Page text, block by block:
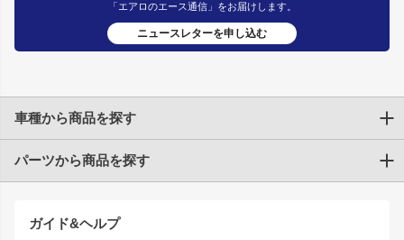
「エアロのエース通信」をお届けします。
ニュースレターを申し込む
ガイド&ヘルプ
車種から商品を探す
トヨタ
JZX90 CHASER
パーツから商品を探す
エアロシリーズ